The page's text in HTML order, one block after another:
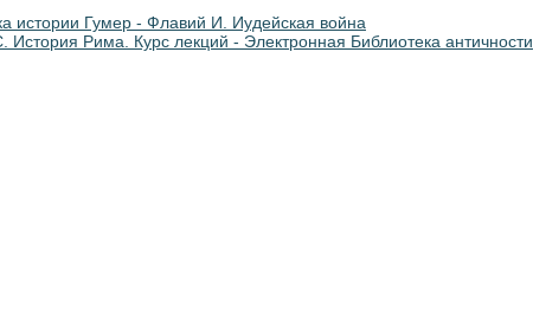
истории Гумер - Флавий И. Иудейская война
История Рима. Курс лекций - Электронная Библиотека античности